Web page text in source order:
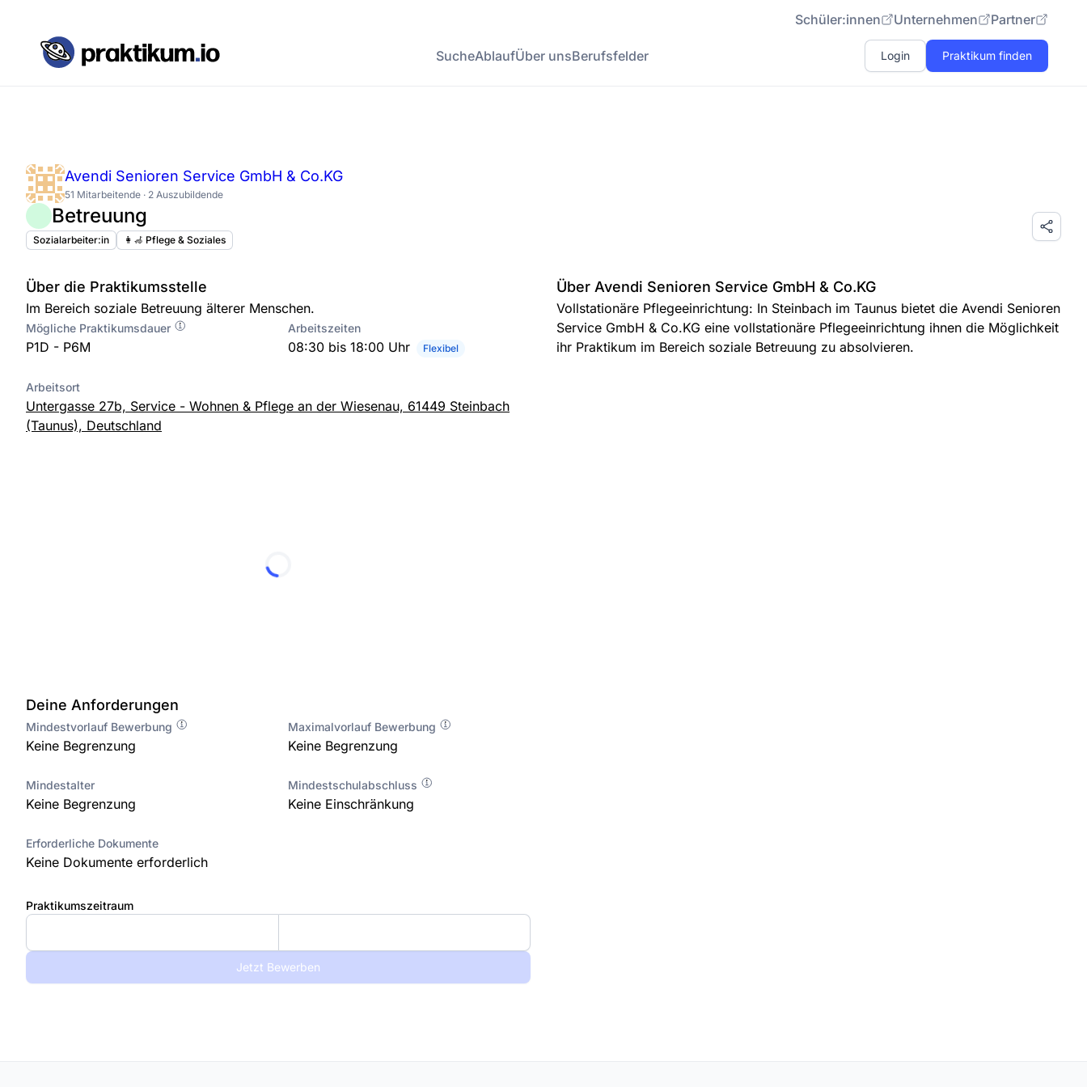
Schüler:innen Unternehmen Partner
SucheAblaufÜber unsBerufsfelder Login Praktikum finden
Avendi Senioren Service GmbH & Co.KG
51 Mitarbeitende · 2 Auszubildende
Betreuung
Sozialarbeiter:in 👩‍🦽 Pflege & Soziales
Über die Praktikumsstelle
Im Bereich soziale Betreuung älterer Menschen.
Mögliche Praktikumsdauer
P1D - P6M
Arbeitszeiten
08:30 bis 18:00 Uhr Flexibel
Arbeitsort
Untergasse 27b, Service - Wohnen & Pflege an der Wiesenau, 61449 Steinbach
(Taunus), Deutschland
Deine Anforderungen
Mindestvorlauf Bewerbung
Keine Begrenzung
Maximalvorlauf Bewerbung
Keine Begrenzung
Mindestalter
Keine Begrenzung
Mindestschulabschluss
Keine Einschränkung
Erforderliche Dokumente
Keine Dokumente erforderlich
Über Avendi Senioren Service GmbH & Co.KG
Vollstationäre Pflegeeinrichtung: In Steinbach im Taunus bietet die Avendi Senioren
Service GmbH & Co.KG eine vollstationäre Pflegeeinrichtung ihnen die Möglichkeit
ihr Praktikum im Bereich soziale Betreuung zu absolvieren.
Praktikumszeitraum
Jetzt Bewerben